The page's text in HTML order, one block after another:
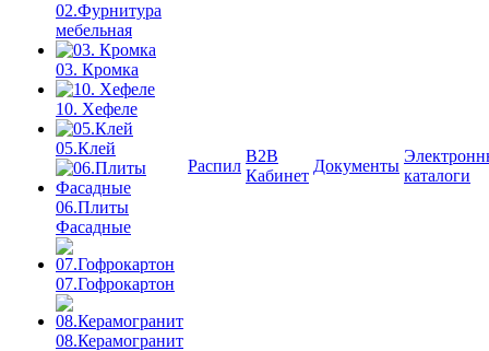
02.Фурнитура
мебельная
03. Кромка
10. Хефеле
05.Клей
06.Плиты
Фасадные
07.Гофрокартон
08.Керамогранит
Распил
B2B
Кабинет
Документы
каталоги